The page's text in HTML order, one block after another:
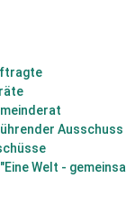
Ausschuss
Welt -